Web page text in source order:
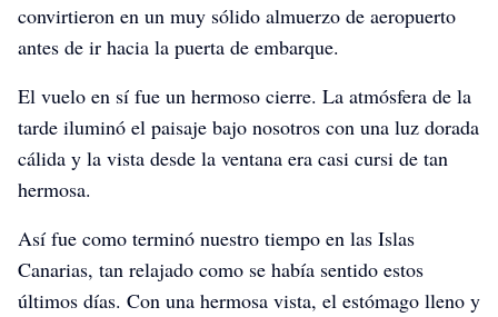
convirtieron en un muy sólido almuerzo de aeropuerto
antes de ir hacia la puerta de embarque.
El vuelo en sí fue un hermoso cierre. La atmósfera de la
tarde iluminó el paisaje bajo nosotros con una luz dorada
cálida y la vista desde la ventana era casi cursi de tan
hermosa.
Así fue como terminó nuestro tiempo en las Islas
Canarias, tan relajado como se había sentido estos
últimos días. Con una hermosa vista, el estómago lleno y